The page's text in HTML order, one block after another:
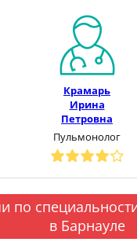
Крамарь
Ирина
Петровна
Пульмонолог
по
в Барнауле